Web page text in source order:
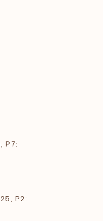
P7:
P2: